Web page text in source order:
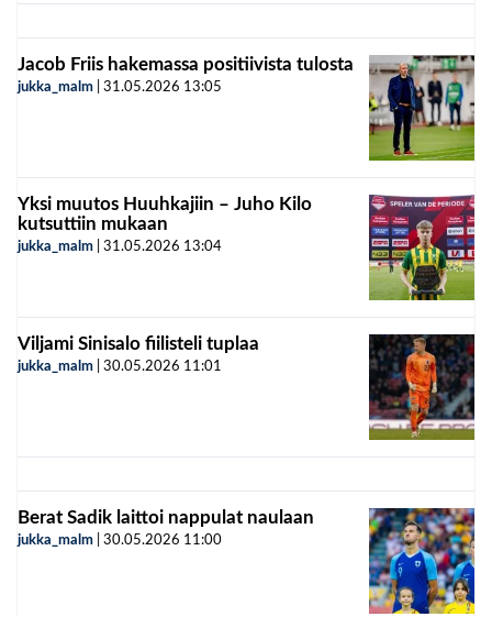
Jacob Friis hakemassa positiivista tulosta
jukka_malm 31.05.2026 13:05
Yksi muutos Huuhkajiin – Juho Kilo
kutsuttiin mukaan
jukka_malm 31.05.2026 13:04
Viljami Sinisalo fiilisteli tuplaa
jukka_malm 30.05.2026 11:01
Berat Sadik laittoi nappulat naulaan
jukka_malm 30.05.2026 11:00